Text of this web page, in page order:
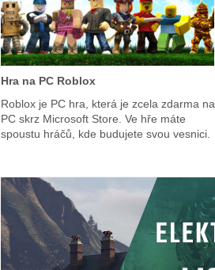
Hra na PC Roblox
Roblox je PC hra, která je zcela zdarma na
PC skrz Microsoft Store. Ve hře máte
spoustu hráčů, kde budujete svou vesnici.